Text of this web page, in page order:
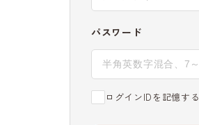
パスワード
ログインIDを記憶する